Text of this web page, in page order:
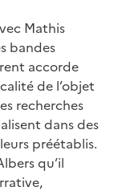
Mathis
bandes
accorde
de l’objet
recherches
dans des
préétablis.
qu’il